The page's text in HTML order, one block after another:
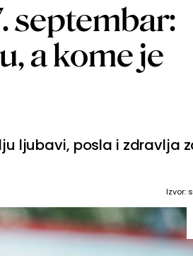
septembar:
a kome je
ljubavi, posla i zdravlja
Izvor: